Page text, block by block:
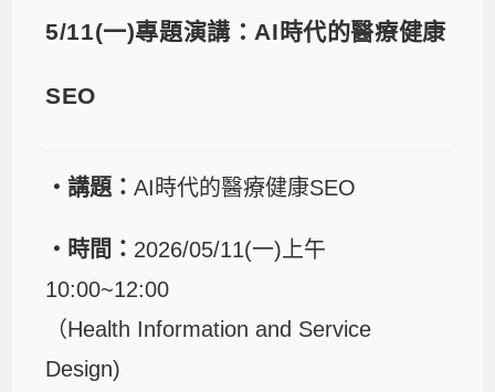
5/11(一)專題演講：AI時代的醫療健康
SEO
・講題：AI時代的醫療健康SEO
・時間： 2026/05/11(一)上午
10:00~12:00
（Health Information and Service
Design)